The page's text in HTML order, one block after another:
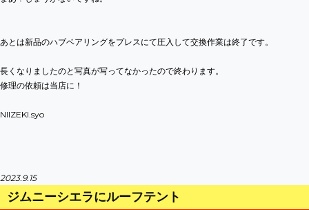
あとは新品のハブベアリングをプレスにて圧入して交換作業は終了です。
長くなりましたのと写真が写ってなかったので終わります。
修理の依頼は当店に！
NIIZEKI.syo
2023.9.15
ジムニーシエラにルーフテント